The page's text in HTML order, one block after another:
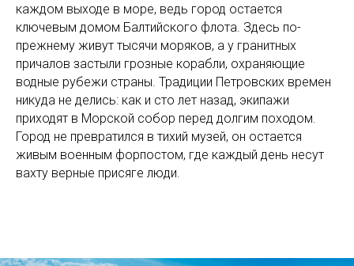
каждом выходе в море, ведь город остается
ключевым домом Балтийского флота. Здесь по-
прежнему живут тысячи моряков, а у гранитных
причалов застыли грозные корабли, охраняющие
водные рубежи страны. Традиции Петровских времен
никуда не делись: как и сто лет назад, экипажи
приходят в Морской собор перед долгим походом.
Город не превратился в тихий музей, он остается
живым военным форпостом, где каждый день несут
вахту верные присяге люди.